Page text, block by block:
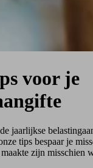
voor je
jaarlijkse
tips bespaar je
zijn misschien